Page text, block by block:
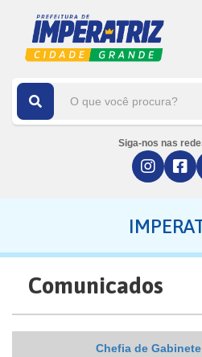
Siga-nos nas
Comunicados
Chefia de